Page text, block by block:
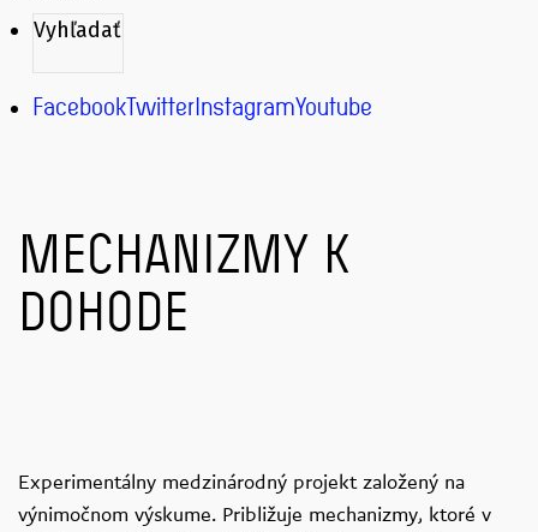
Vyhľadať
FacebookTwitterInstagramYoutube
MECHANIZMY K
DOHODE
Experimentálny medzinárodný projekt založený na
výnimočnom výskume. Približuje mechanizmy, ktoré v